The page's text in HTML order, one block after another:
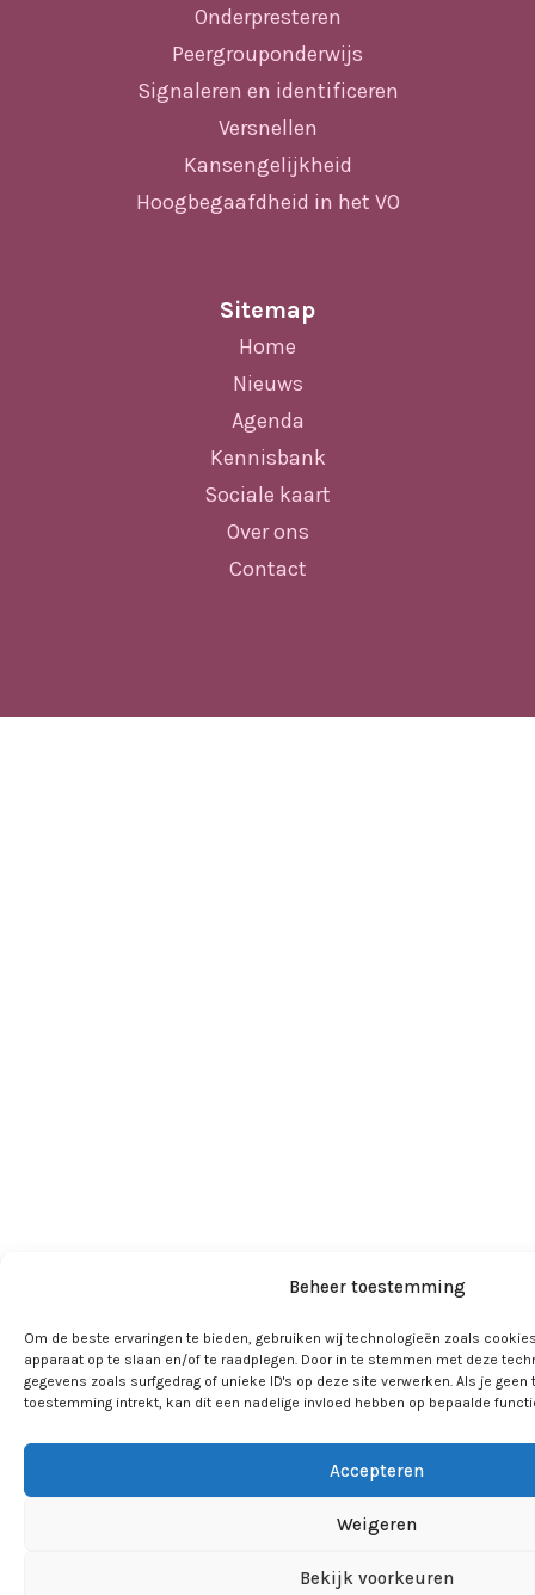
Beheer toestemming
Om de beste ervaringen te bieden, gebruiken wij technologieën zoals
apparaat op te slaan en/of te raadplegen. Door in te stemmen met deze
gegevens zoals surfgedrag of unieke ID's op deze site verwerken. Als je
toestemming intrekt, kan dit een nadelige invloed hebben op bepaalde
Accepteren
Weigeren
Bekijk voorkeuren
Onderpresteren
Peergrouponderwijs
Signaleren en identificeren
Versnellen
Kansengelijkheid
Hoogbegaafdheid in het VO
Sitemap
Home
Nieuws
Agenda
Kennisbank
Sociale kaart
Over ons
Contact